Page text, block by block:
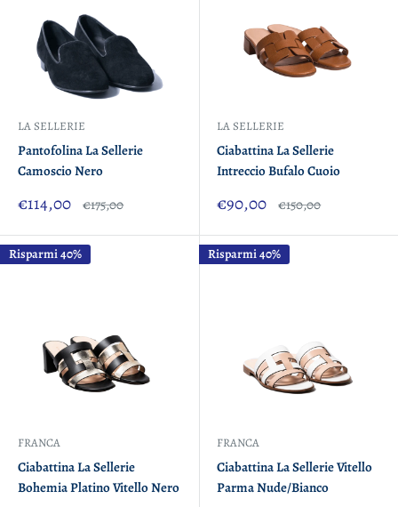
LA SELLERIE
Pantofolina La Sellerie
Camoscio Nero
Prezzo
scontato
€114,00 Prezzo
€175,00
LA SELLERIE
Ciabattina La Sellerie
Intreccio Bufalo Cuoio
Prezzo
scontato
€90,00 Prezzo
€150,00
Risparmi 40%
FRANCA
Ciabattina La Sellerie
Bohemia Platino Vitello Nero
Risparmi 40%
FRANCA
Ciabattina La Sellerie Vitello
Parma Nude/Bianco